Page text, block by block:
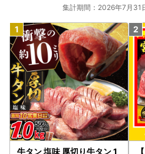
集計期間：2026年7月31
牛タン 塩味 厚切り牛タン 1